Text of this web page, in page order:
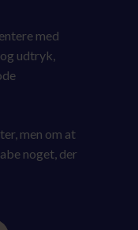
med
udtryk,
men om at
noget, der